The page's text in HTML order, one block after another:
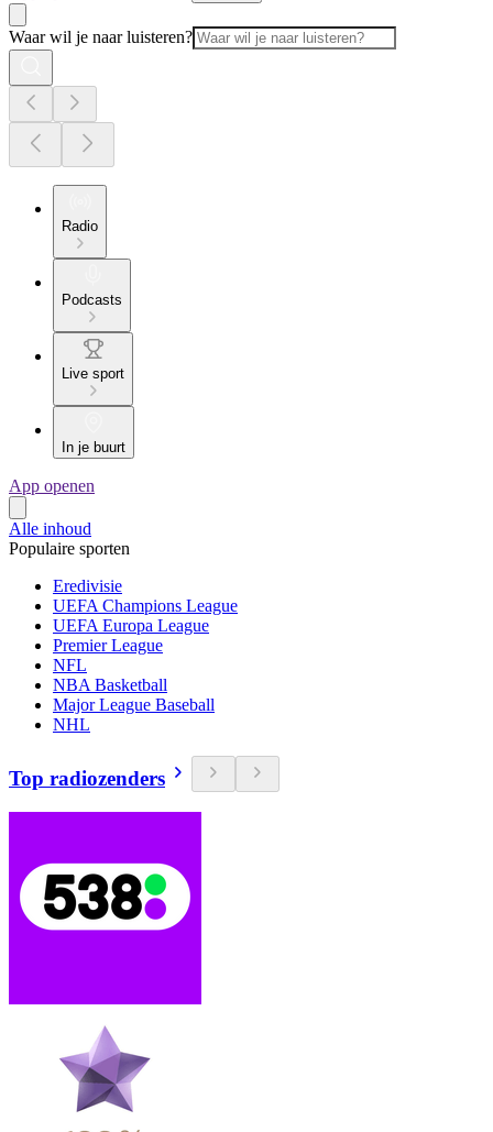
Waar wil je naar luisteren?
Radio
Podcasts
Live sport
In je buurt
App openen
Alle inhoud
Populaire sporten
Eredivisie
UEFA Champions League
UEFA Europa League
Premier League
NFL
NBA Basketball
Major League Baseball
NHL
Top radiozenders